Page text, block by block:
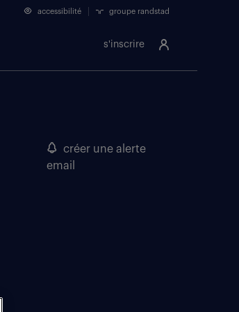
s'inscrire
accessibilité groupe randstad
créer une alerte
email